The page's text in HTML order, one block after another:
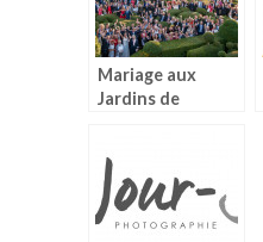
Mariage aux
Jardins de